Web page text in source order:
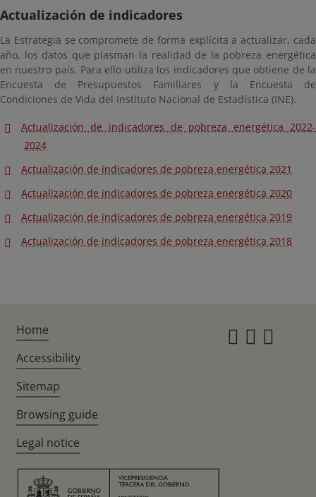
Actualización de indicadores
La Estrategia se compromete de forma explícita a actualizar, cada
año, los datos que plasman la realidad de la pobreza energética
en nuestro país. Para ello utiliza los indicadores que obtiene de la
Encuesta de Presupuestos Familiares y la Encuesta de
Condiciones de Vida del Instituto Nacional de Estadística (INE).
Actualización de indicadores de pobreza energética 2022-
2024
Actualización de indicadores de pobreza energética 2021
Actualización de indicadores de pobreza energética 2020
Actualización de indicadores de pobreza energética 2019
Actualización de indicadores de pobreza energética 2018
Home
Accessibility
Sitemap
Browsing guide
Legal notice